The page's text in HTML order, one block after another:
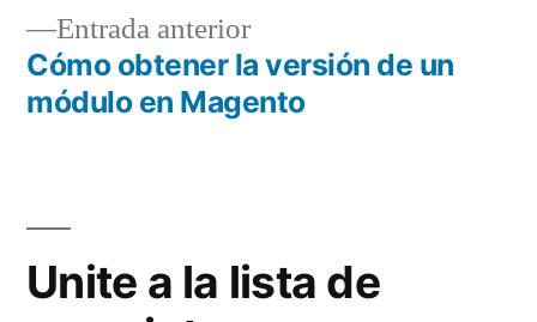
entradas
Entrada anteriorEntrada
anterior:
Cómo obtener la versión de un
módulo en Magento
Unite a la lista de